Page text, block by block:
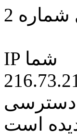
2
IP شما
دسترسی
است